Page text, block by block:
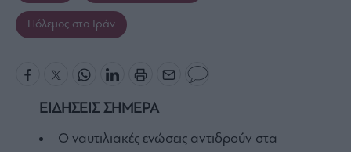
Πόλεμος στο Ιράν
ΕΙΔΗΣΕΙΣ ΣΗΜΕΡΑ
Ο ναυτιλιακές ενώσεις αντιδρούν στα